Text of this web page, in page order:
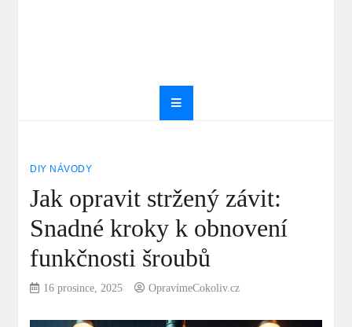
DIY NÁVODY
Jak opravit stržený závit:
Snadné kroky k obnovení
funkčnosti šroubů
16 prosince, 2025 OpravímeCokoliv.cz